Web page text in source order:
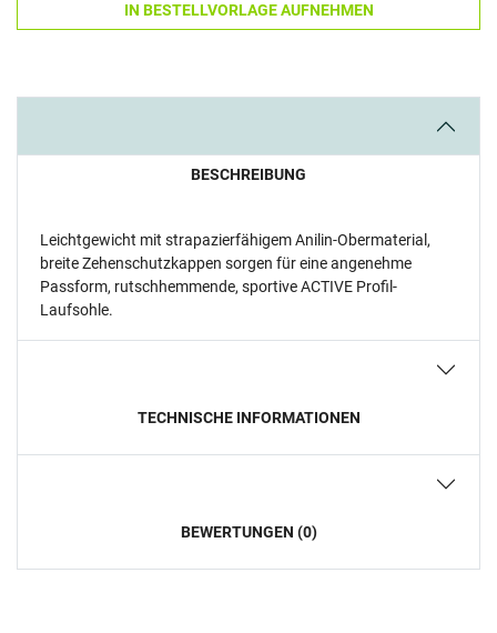
IN BESTELLVORLAGE AUFNEHMEN
BESCHREIBUNG
Leichtgewicht mit strapazierfähigem Anilin-Obermaterial,
breite Zehenschutzkappen sorgen für eine angenehme
Passform, rutschhemmende, sportive ACTIVE Profil-
Laufsohle.
TECHNISCHE INFORMATIONEN
BEWERTUNGEN (0)